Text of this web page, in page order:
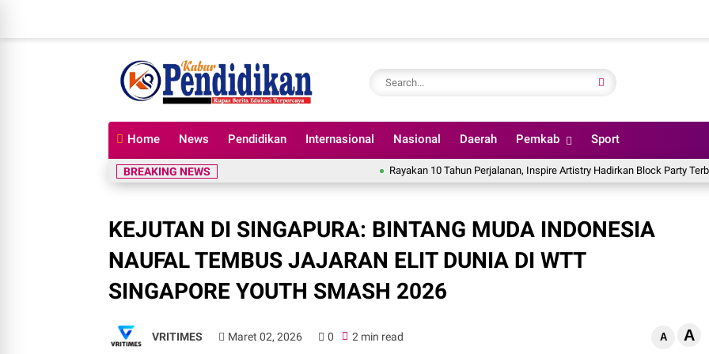
Home News Pendidikan Internasional Nasional Daerah Pemkab Sport
BREAKING NEWS Rayakan 10 Tahun Perjalanan, Inspire Artistry Hadirkan Block Party Terbesar di
KEJUTAN DI SINGAPURA: BINTANG MUDA INDONESIA
NAUFAL TEMBUS JAJARAN ELIT DUNIA DI WTT
SINGAPORE YOUTH SMASH 2026
VRITIMES Maret 02, 2026 0 2 min read A A